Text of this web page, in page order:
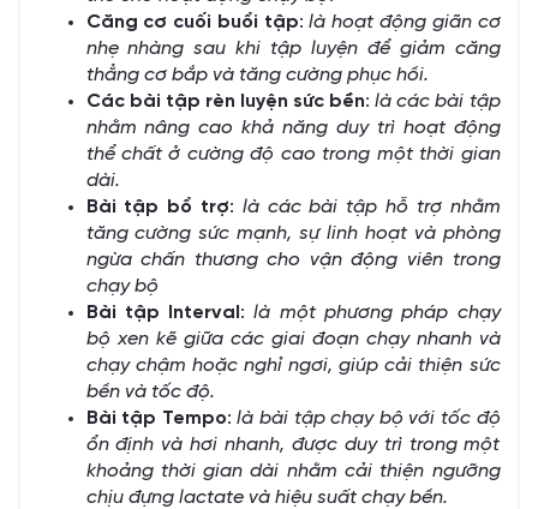
Căng cơ cuối buổi tập:là hoạt động giãn cơ
nhẹ nhàng sau khi tập luyện để giảm căng
thẳng cơ bắp và tăng cường phục hồi.
Các bài tập rèn luyện sức bền:là các bài tập
nhằm nâng cao khả năng duy trì hoạt động
thể chất ở cường độ cao trong một thời gian
dài.
Bài tập bổ trợ: là các bài tập hỗ trợ nhằm
tăng cường sức mạnh, sự linh hoạt và phòng
ngừa chấn thương cho vận động viên trong
chạy bộ
Bài tập Interval :là một phương pháp chạy
bộ xen kẽ giữa các giai đoạn chạy nhanh và
chạy chậm hoặc nghỉ ngơi, giúp cải thiện sức
bền và tốc độ.
Bài tập Tempo:là bài tập chạy bộ với tốc độ
ổn định và hơi nhanh, được duy trì trong một
khoảng thời gian dài nhằm cải thiện ngưỡng
chịu đựng lactate và hiệu suất chạy bền.